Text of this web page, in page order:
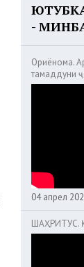
-
Ориёнома.
тамаддуни
04 апрел
ШАҲРИТУС.